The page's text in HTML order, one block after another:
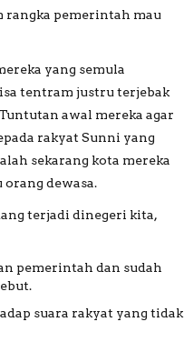
rangka pemerintah mau
yang semula
tentram justru terjebak
awal mereka agar
rakyat Sunni yang
sekarang kota mereka
dewasa.
terjadi dinegeri kita,
pemerintah dan sudah
suara rakyat yang tidak